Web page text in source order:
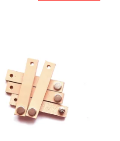
s nýtem jsou velikosti 60 x 10
70 x 10 mm. Materiál:
useň, probarvená,
Velice kvalitní.
Skladem 1 ks
KREATINKA